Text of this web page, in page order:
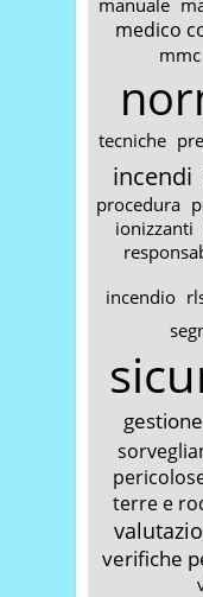
medico
mmc
tecniche
incendi
procedura
ionizzanti
incendio
gestione
terre e
verifiche